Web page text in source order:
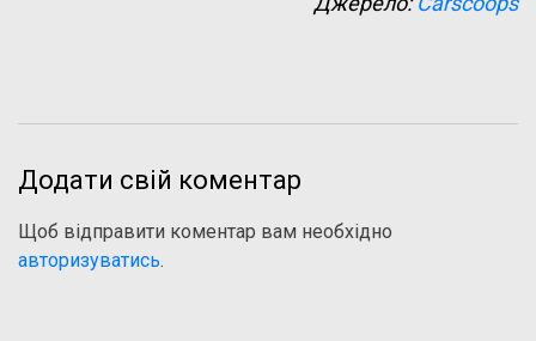
Додати свій коментар
Щоб відправити коментар вам необхідно
авторизуватись.